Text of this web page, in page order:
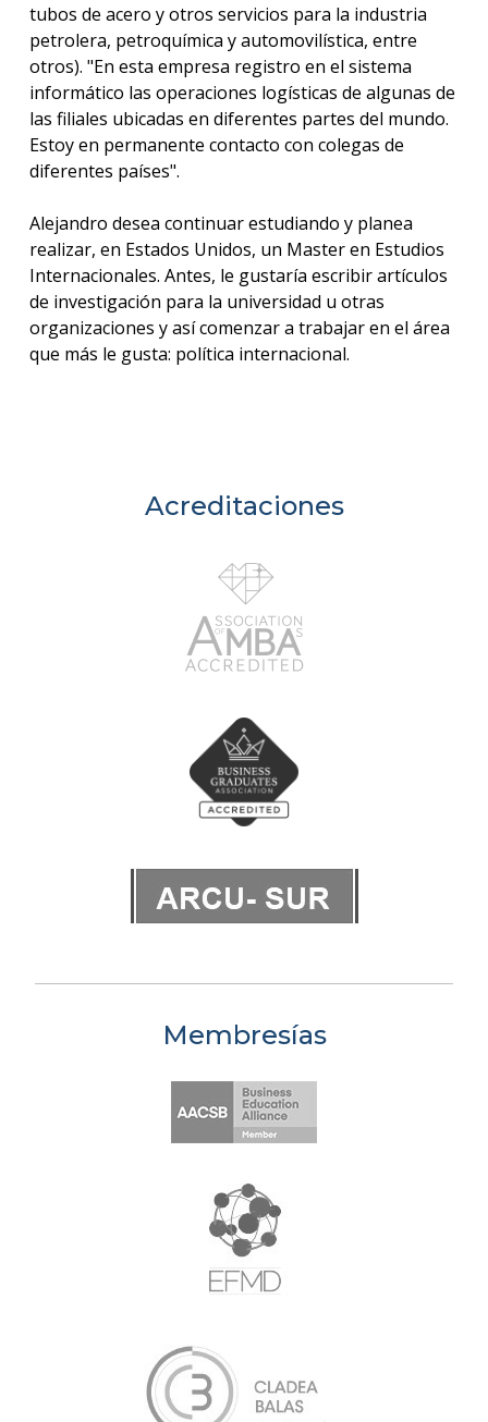
tubos de acero y otros servicios para la industria
petrolera, petroquímica y automovilística, entre
otros). "En esta empresa registro en el sistema
informático las operaciones logísticas de algunas de
las filiales ubicadas en diferentes partes del mundo.
Estoy en permanente contacto con colegas de
diferentes países".
Alejandro desea continuar estudiando y planea
realizar, en Estados Unidos, un Master en Estudios
Internacionales. Antes, le gustaría escribir artículos
de investigación para la universidad u otras
organizaciones y así comenzar a trabajar en el área
que más le gusta: política internacional.
Acreditaciones
Membresías